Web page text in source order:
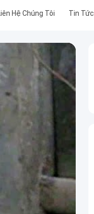
Hệ Chúng Tôi Tin Tức